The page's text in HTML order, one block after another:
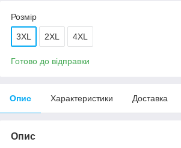
Розмір
3XL 2XL 4XL
Готово до відправки
Опис Характеристики Доставка
Опис